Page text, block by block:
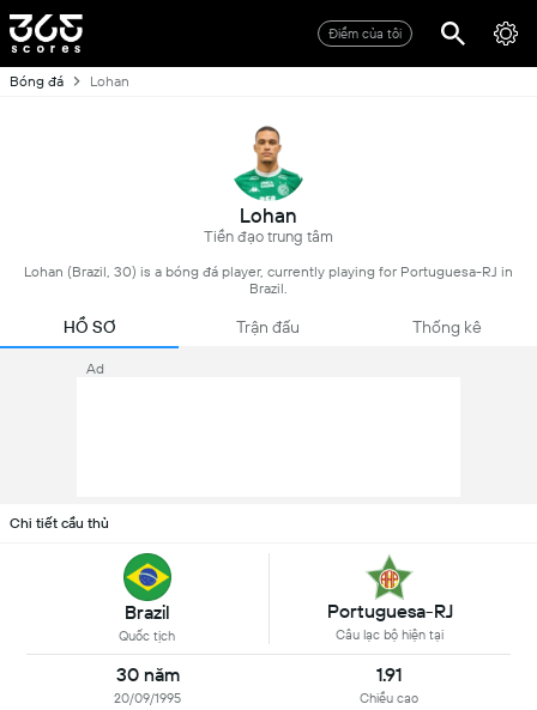
Điểm của tôi
Bóng đá Lohan
Lohan
Tiền đạo trung tâm
Lohan (Brazil, 30) is a bóng đá player, currently playing for Portuguesa-RJ in
Brazil.
HỒ SƠ Trận đấu Thống kê
Ad
Chi tiết cầu thủ
Brazil
Quốc tịch
Portuguesa-RJ
Câu lạc bộ hiện tại
30 năm
20/09/1995
1.91
Chiều cao